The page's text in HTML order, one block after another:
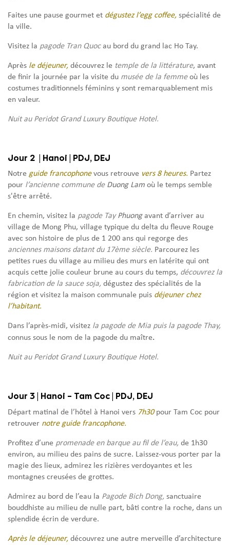
Faites une pause gourmet et dégustez l’egg coffee, spécialité de
la ville.
Visitez la pagode Tran Quocau bord du grand lac Ho Tay.
Après le déjeuner, découvrez le temple de la littérature, avant
de finir la journée par la visite du musée de la femmeoù les
costumes traditionnels féminins y sont remarquablement mis
en valeur.
Nuit au Peridot Grand Luxury Boutique Hotel.
Jour 2 | Hanoi | PDJ, DEJ
Notre guide francophonevous retrouve vers 8 heures. Partez
pour l’ancienne commune deDuong Lam où le temps semble
s'être arrêté.
En chemin, visitez la pagode TayPhuongavant d’arriver au
village de Mong Phu, village typique du delta du fleuve Rouge
avec son histoire de plus de 1 200 ans qui regorge des
anciennes maisons datant du 17ème siècle. Parcourez les
petites rues du village au milieu des murs en latérite qui ont
acquis cette jolie couleur brune au cours du temps, découvrez la
fabrication de la sauce soja, dégustez des spécialités de la
région et visitez la maison communale puis déjeuner chez
l’habitant.
Dans l’après-midi, visitez la pagode de Mia puis la pagode Thay,
connus sous le nom de la pagode du maître.
Nuit au Peridot Grand Luxury Boutique Hotel.
Jour 3 | Hanoi – Tam Coc | PDJ, DEJ
Départ matinal de l’hôtel à Hanoi vers 7h30pour Tam Coc pour
retrouver notre guide francophone.
Profitez d’une promenade en barque au fil de l’eau, de 1h30
environ, au milieu des pains de sucre. Laissez-vous porter par la
magie des lieux, admirez les rizières verdoyantes et les
montagnes creusées de grottes.
Admirez au bord de l’eau la Pagode Bich Dong, sanctuaire
bouddhiste au milieu de nulle part, bâti contre la roche, dans un
splendide écrin de verdure.
Après le déjeuner, découvrez une autre merveille d’architecture